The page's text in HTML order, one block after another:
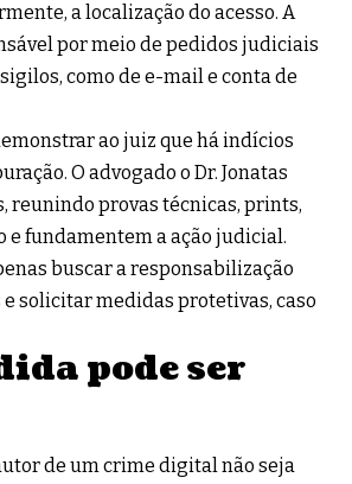
a localização do acesso. A
por meio de pedidos judiciais
como de e-mail e conta de
ao juiz que há indícios
O advogado o Dr. Jonatas
reunindo provas técnicas, prints,
fundamentem a ação judicial.
buscar a responsabilização
solicitar medidas protetivas, caso
pode ser
de um crime digital não seja